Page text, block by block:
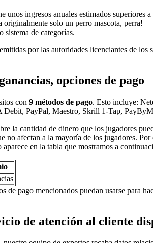
unos ingresos anuales estimados superiores
originalmente solo un perro mascota,
sistema de categorías.
por las autoridades licenciantes de los
opciones de pago
con 9 métodos de pago. Esto incluye:
Debit, PayPal, Maestro, Skrill 1-Tap,
la cantidad de dinero que los jugadores
no afectan a la mayoría de los jugadores.
en la tabla que mostramos a
de pago mencionados puedan usarse para
de atención al cliente